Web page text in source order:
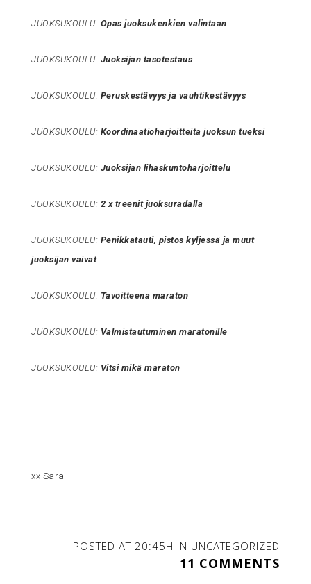
JUOKSUKOULU: Opas juoksukenkien valintaan
JUOKSUKOULU: Juoksijan tasotestaus
JUOKSUKOULU: Peruskestävyys ja vauhtikestävyys
JUOKSUKOULU: Koordinaatioharjoitteita juoksun tueksi
JUOKSUKOULU: Juoksijan lihaskuntoharjoittelu
JUOKSUKOULU: 2 x treenit juoksuradalla
JUOKSUKOULU: Penikkatauti, pistos kyljessä ja muut
juoksijan vaivat
JUOKSUKOULU: Tavoitteena maraton
JUOKSUKOULU: Valmistautuminen maratonille
JUOKSUKOULU: Vitsi mikä maraton
xx Sara
POSTED AT 20:45H IN UNCATEGORIZED
11 COMMENTS